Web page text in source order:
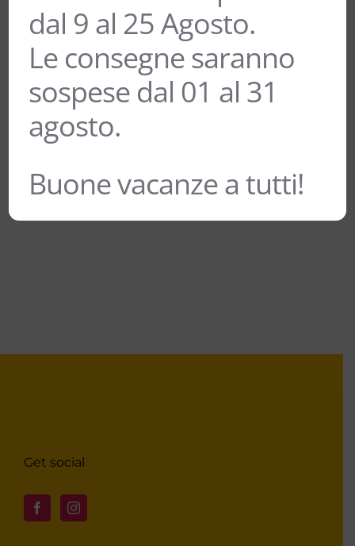
CONFEZIONE DA 6 BOTTIGLIE
38,00€
BIRRA BRIGA’ LAGER BIO – PIAN
DELLA MUSSA – 75 cl CONFEZIONE
34,00€
Get social
dal 9 al 25 Agosto.
Le consegne saranno
sospese dal 01 al 31
agosto.
Buone vacanze a tutti!